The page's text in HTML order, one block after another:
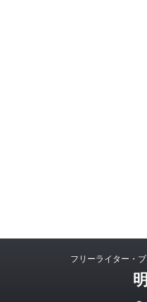
フリーライター・